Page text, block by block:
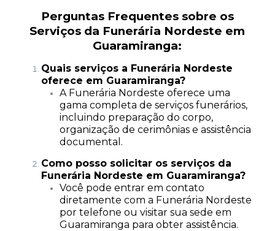
Perguntas Frequentes sobre os
Serviços da Funerária Nordeste em
Guaramiranga:
Quais serviços a Funerária Nordeste
oferece em Guaramiranga?
A Funerária Nordeste oferece uma
gama completa de serviços funerários,
incluindo preparação do corpo,
organização de cerimônias e assistência
documental.
Como posso solicitar os serviços da
Funerária Nordeste em Guaramiranga?
Você pode entrar em contato
diretamente com a Funerária Nordeste
por telefone ou visitar sua sede em
Guaramiranga para obter assistência.